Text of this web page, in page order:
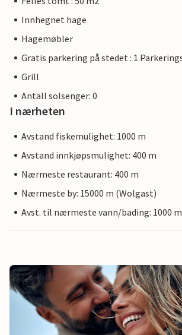
Innhegnet hage
Hagemøbler
Gratis parkering på stedet : 1
Grill
Antall solsenger: 0
I nærheten
Avstand fiskemulighet: 1000 m
Avstand innkjøpsmulighet: 400 m
Nærmeste restaurant: 400 m
Nærmeste by: 15000 m (Wolgast)
Avst. til nærmeste vann/bading: 1000